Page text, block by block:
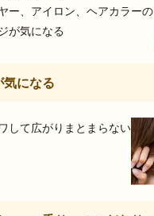
ー、アイロン、ヘアカラーの
が気になる
気になる
して広がりまとまらない